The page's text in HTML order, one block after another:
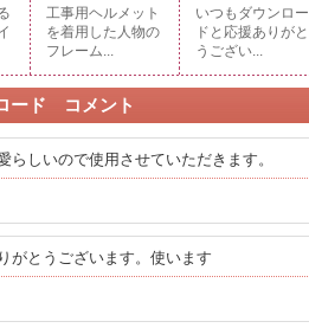
工事用ヘルメット
を着用した人物の
フレーム...
いつもダウンロー
ドと応援ありがと
うござい...
ード コメント
らしいので使用させていただきます。
がとうございます。使います